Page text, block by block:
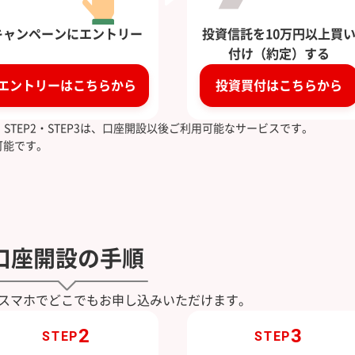
ャンペーンにエントリー
ントリーはこちらから
投資信託を10万円以上買い
付け（約定）する
投資買付はこちらから
・STEP3は、口座開設以後ご利用可能なサービスです。
です。
座開設の手順
マホでどこでもお申し込みいただけます。
STEP2 STEP3